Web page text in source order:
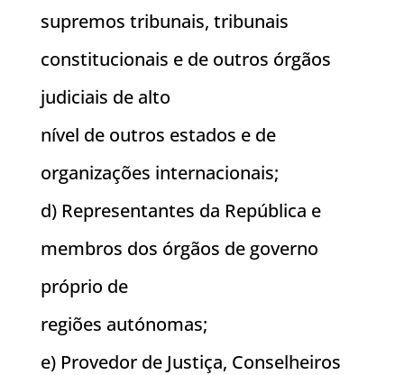
supremos tribunais, tribunais
constitucionais e de outros órgãos
judiciais de alto
nível de outros estados e de
organizações internacionais;
d) Representantes da República e
membros dos órgãos de governo
próprio de
regiões autónomas;
e) Provedor de Justiça, Conselheiros